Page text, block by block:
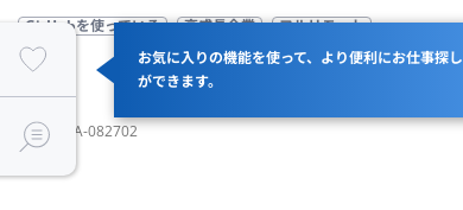
お気に入りの機能を使って、より便利にお仕事探し
ができます。
GitHubを使っている 高成長企業 フルリモート
JOBID：JA-082702